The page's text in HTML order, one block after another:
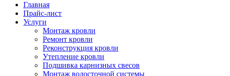
Главная
Прайс-лист
Услуги
Монтаж кровли
Ремонт кровли
Реконструкция кровли
Утепление кровли
Подшивка карнизных свесов
Монтаж водосточной системы